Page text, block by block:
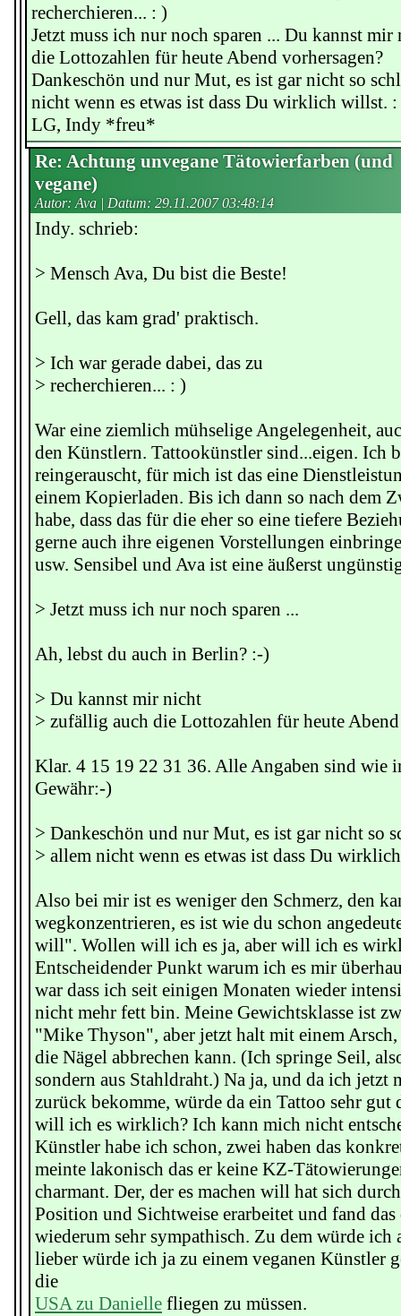
recherchieren... : )
Jetzt muss ich nur noch sparen ... Du kannst
die Lottozahlen für heute Abend vorhersagen?
Dankeschön und nur Mut, es ist gar nicht so
nicht wenn es etwas ist dass Du wirklich willst.
LG, Indy *freu*
Re: Achtung unvegane Tätowierfarben (und
vegane)
Autor: Ava | Datum: 29.11.2007 03:48:14
Indy. schrieb:
> Mensch Ava, Du bist die Beste!
Gell, das kam grad' praktisch.
> Ich war gerade dabei, das zu
> recherchieren... : )
War eine ziemlich mühselige Angelegenheit,
den Künstlern. Tattookünstler sind...eigen. Ich
reingerauscht, für mich ist das eine
einem Kopierladen. Bis ich dann so nach dem
habe, dass das für die eher so eine tiefere
gerne auch ihre eigenen Vorstellungen
usw. Sensibel und Ava ist eine äußerst
> Jetzt muss ich nur noch sparen ...
Ah, lebst du auch in Berlin? :-)
> Du kannst mir nicht
> zufällig auch die Lottozahlen für heute
Klar. 4 15 19 22 31 36. Alle Angaben sind wie
Gewähr:-)
> Dankeschön und nur Mut, es ist gar nicht so
> allem nicht wenn es etwas ist dass Du
Also bei mir ist es weniger den Schmerz, den
wegkonzentrieren, es ist wie du schon
will". Wollen will ich es ja, aber will ich es
Entscheidender Punkt warum ich es mir
war dass ich seit einigen Monaten wieder
nicht mehr fett bin. Meine Gewichtsklasse ist
"Mike Thyson", aber jetzt halt mit einem Arsch,
die Nägel abbrechen kann. (Ich springe Seil,
sondern aus Stahldraht.) Na ja, und da ich jetzt
zurück bekomme, würde da ein Tattoo sehr gut
will ich es wirklich? Ich kann mich nicht
Künstler habe ich schon, zwei haben das
meinte lakonisch das er keine KZ-
charmant. Der, der es machen will hat sich
Position und Sichtweise erarbeitet und fand das
wiederum sehr sympathisch. Zu dem würde ich
lieber würde ich ja zu einem veganen Künstler
die
USA zu Danielle fliegen zu müssen.